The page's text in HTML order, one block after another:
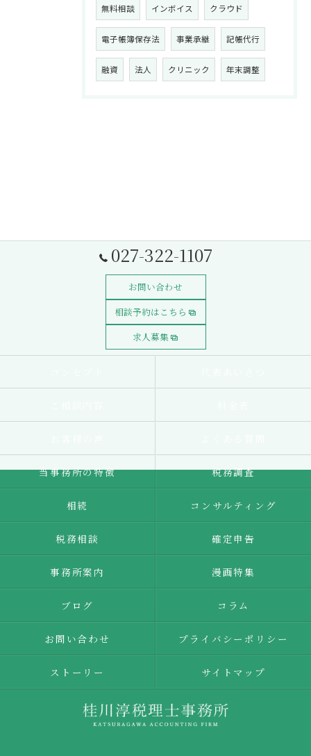
無料相談 インボイス クラウド
電子帳簿保存法 事業承継 記帳代行
融資 法人 クリニック 年末調整
027-322-1107
お問い合わせ
相談予約はこちら
求人募集
当事務所の特徴 税務調査
相続 コンサルティング
税務相談 確定申告
事務所案内 漫画特集
ブログ コラム
お問い合わせ プライバシーポリシー
ストーリー サイトマップ